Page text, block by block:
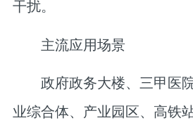
干扰。
主流应用场景
政府政务大楼、三甲医院
业综合体、产业园区、高铁